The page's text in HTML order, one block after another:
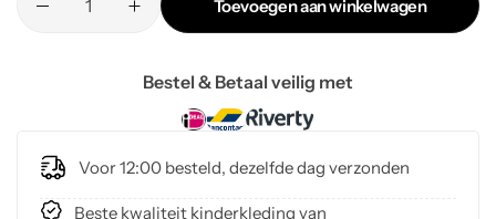
Toevoegen aan winkelwagen
Bestel & Betaal veilig met
Voor 12:00 besteld, dezelfde dag verzonden
Beste kwaliteit kinderkleding van